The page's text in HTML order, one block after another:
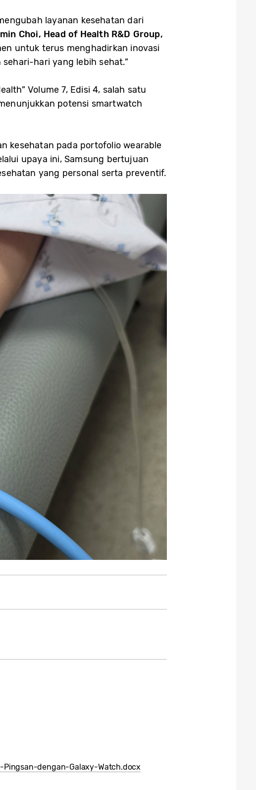
layanan kesehatan dari
Choi, Head of Health R&D Group,
untuk terus menghadirkan inovasi
hari yang lebih sehat.”
Volume 7, Edisi 4, salah satu
potensi smartwatch
kesehatan pada portofolio wearable
upaya ini, Samsung bertujuan
yang personal serta preventif.
dengan-Galaxy-Watch.docx